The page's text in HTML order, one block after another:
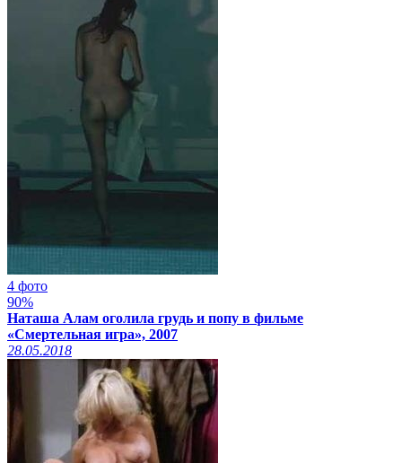
4 фото
90%
Наташа Алам оголила грудь и попу в фильме
«Смертельная игра», 2007
28.05.2018